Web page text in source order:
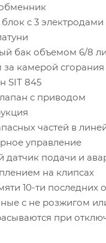
с 3 электродами
бак объемом 6/8
камерой сгорания
SIT 845
с приводом
частей в
управление
датчик подачи и
на клипсах
10-ти последних
с не розжигом
при